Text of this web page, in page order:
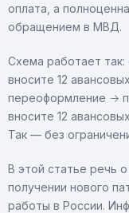
оплата, а
обращением в МВД.
Схема работает
вносите 12
переоформление →
вносите 12
Так — без
В этой статье речь
получении нового
работы в России.